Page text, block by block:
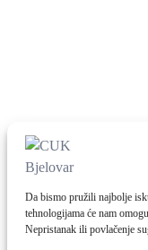
Da bismo pružili najbolje
tehnologijama će nam
Nepristanak ili povlačenje